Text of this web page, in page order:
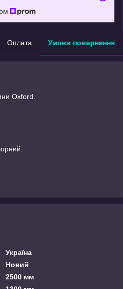
Оплата Умови повернення
Oxford.
Україна
Новий
2500 мм